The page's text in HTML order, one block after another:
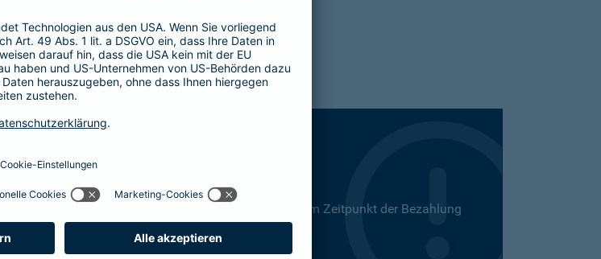
direkt abschließen
wann Ihr Xtra-Fahrer-Schutz gültig ist. Dies kann zum Zeitpunkt der Bezahlung